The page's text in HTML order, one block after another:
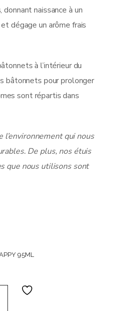
naissance à un
dégage un arôme frais
à l’intérieur du
bâtonnets pour prolonger
sont répartis dans
l’environnement qui nous
De plus, nos étuis
que nous utilisons sont
95ML
l'unité) - Brise Marine quantity